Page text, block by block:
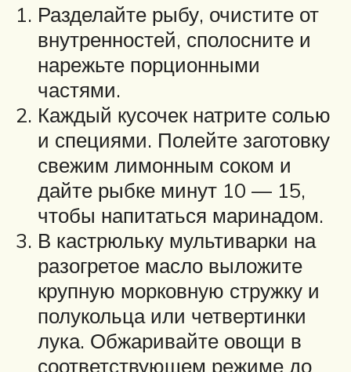
Разделайте рыбу, очистите от
внутренностей, сполосните и
нарежьте порционными
частями.
Каждый кусочек натрите солью
и специями. Полейте заготовку
свежим лимонным соком и
дайте рыбке минут 10 — 15,
чтобы напитаться маринадом.
В кастрюльку мультиварки на
разогретое масло выложите
крупную морковную стружку и
полукольца или четвертинки
лука. Обжаривайте овощи в
соответствующем режиме до